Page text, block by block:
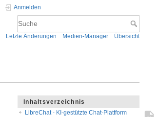
Anmelden
Letzte Änderungen Medien-Manager Übersicht
Inhaltsverzeichnis
LibreChat - KI-gestützte Chat-Plattform